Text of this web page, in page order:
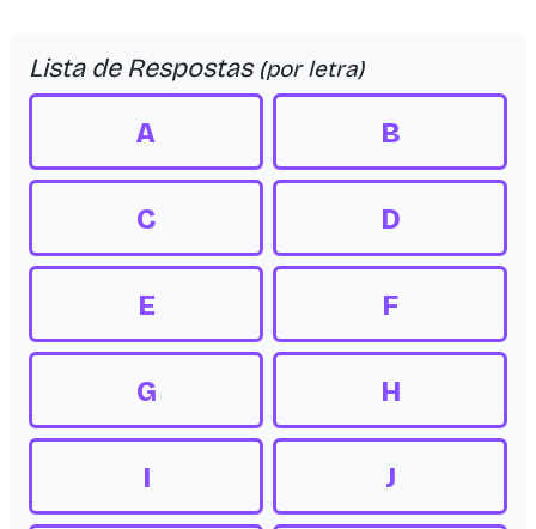
Lista de Respostas (por letra)
A B
C D
E F
G H
I J